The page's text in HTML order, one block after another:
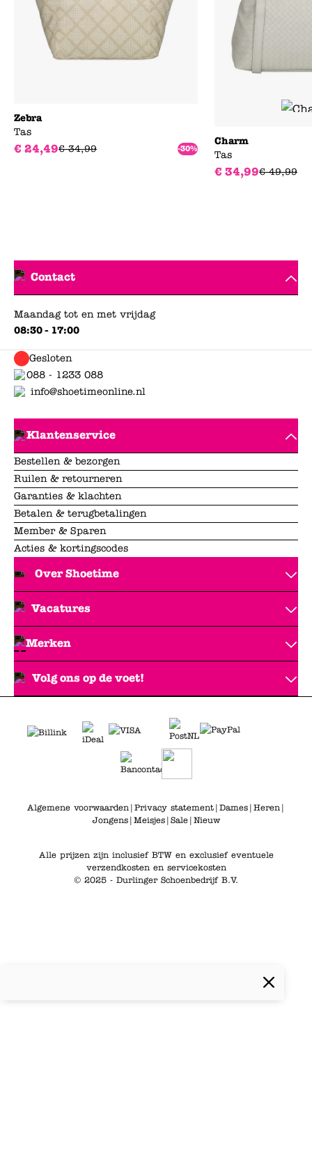
Zebra
Tas
€ 24,49€ 34,99 -30%
Charm
Tas
€ 34,99€ 49,99
Contact
Maandag tot en met vrijdag
08:30 - 17:00
Gesloten
088 - 1233 088
info@shoetimeonline.nl
Klantenservice
Bestellen & bezorgen
Ruilen & retourneren
Garanties & klachten
Betalen & terugbetalingen
Member & Sparen
Acties & kortingscodes
Over Shoetime
Vacatures
Merken
Volg ons op de voet!
Algemene voorwaarden | Privacy statement| Dames| Heren |
Jongens| Meisjes| Sale| Nieuw
Alle prijzen zijn inclusief BTW en exclusief eventuele
verzendkosten en servicekosten
© 2025 - Durlinger Schoenbedrijf B.V.